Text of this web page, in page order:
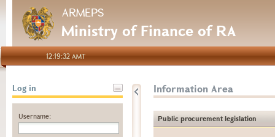
ARMEPS
Ministry of Finance of RA
12:19:32 AMT
Log in
Username:
Information Area
Public procurement legislation